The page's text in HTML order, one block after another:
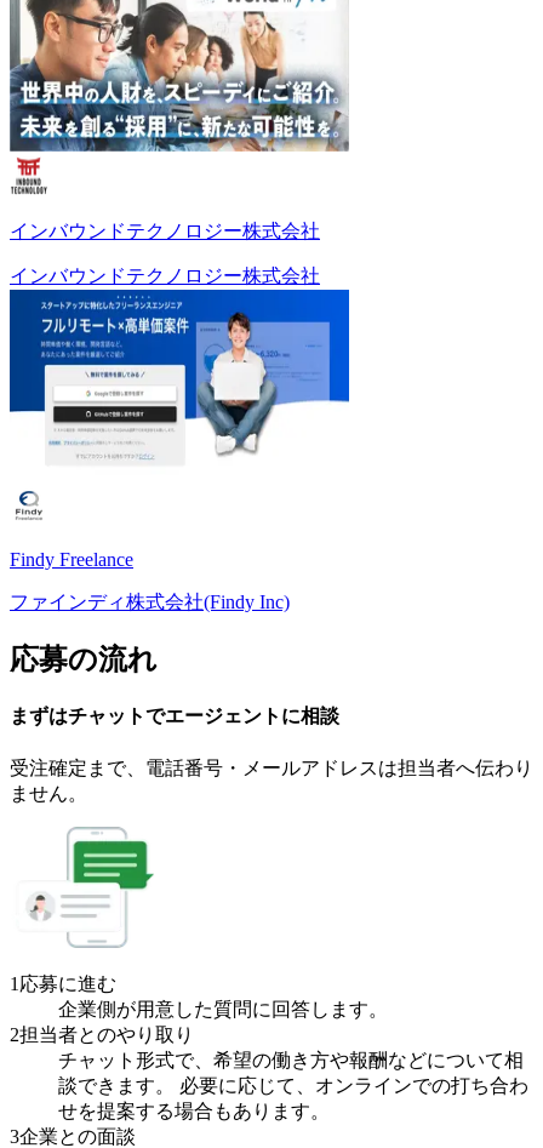
インバウンドテクノロジー株式会社
インバウンドテクノロジー株式会社
Findy Freelance
ファインディ株式会社(Findy Inc)
応募の流れ
まずはチャットでエージェント に相談
受注確定まで、 電話番号・メールアドレスは担当者へ伝わり
ません。
1 応募に進む
企業側が用意した質問に回答します。
2担当者とのやり取り
チャット形式で、希望の働き方や報酬などについて相
談できます。 必要に応じて、オンラインでの打ち合わ
せを提案する場合もあります。
3企業との面談